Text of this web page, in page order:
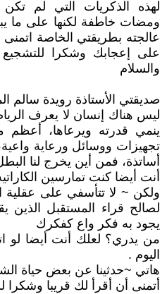
لهذه الذكريات التي لم تكن
ومضات خاطفة لكنها على ما
عالجته بطريقتي الخاصة
على إعجابك وشكرا للتشجيع
والسلام
صديقتي الأستاذة رويدة سالم
ليس هناك إنسان لا يعرف
ينمي قدرته ويرعاها،
تجهيزات ووسائل ورعاية
أساتذة، فمن أين يخرج لنا
أنت أيضا كنت تمارسين
ولكن ~ لا تتأسفي على عقلية
لصالح قراء المستقبل الذين
يجود به فكر واع كفكرك
من يدري؟ لعلك أنت أيضا لو
اليوم .
هاتي ~حدثينا عن بعض حياة
أتمنى أن أقرأ لك قريبا وشكرا